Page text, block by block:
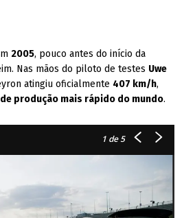
2005, pouco antes do início da
Nas mãos do piloto de testes Uwe
atingiu oficialmente 407 km/h,
produção mais rápido do mundo.
1de 5